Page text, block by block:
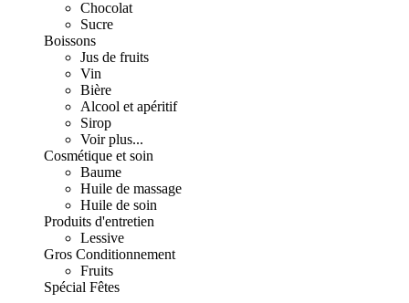
Chocolat
Sucre
Boissons
Jus de fruits
Vin
Bière
Alcool et apéritif
Sirop
Voir plus...
Cosmétique et soin
Baume
Huile de massage
Huile de soin
Produits d'entretien
Lessive
Gros Conditionnement
Fruits
Spécial Fêtes